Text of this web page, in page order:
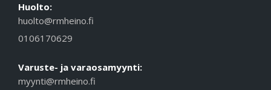
Huolto:
huolto@rmheino.fi
0106170629
Varuste- ja varaosamyynti:
myynti@rmheino.fi